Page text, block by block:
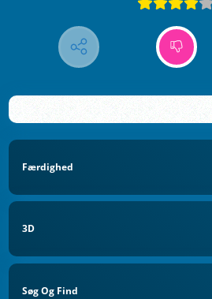
Færdighed
3D
Søg Og Find